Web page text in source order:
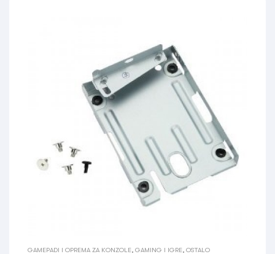
GAMEPADI I OPREMA ZA KONZOLE GAMING I IGRE OSTALO